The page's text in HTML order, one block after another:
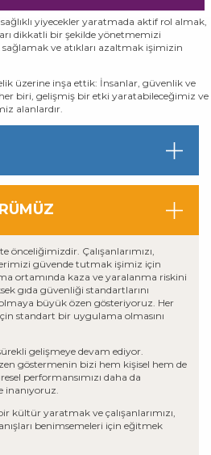
En üst düzeyde güvenlik sağlamak,
yiyecekler yaratmada aktif rol almak,
dikkatli bir şekilde yönetmemizi
ve atıkları azaltmak işimizin
üzerine inşa ettik: İnsanlar, güvenlik ve
biri, gelişmiş bir etki yaratabileceğimiz ve
alanlardır.
önceliğimizdir. Çalışanlarımızı,
güvende tutmak işimiz için
ortamında kaza ve yaralanma riskini
gıda güvenliği standartlarını
büyük özen gösteriyoruz. Her
standart bir uygulama olmasını
gelişmeye devam ediyor.
göstermenin bizi hem kişisel hem de
performansımızı daha da
inanıyoruz.
kültür yaratmak ve çalışanlarımızı,
benimsemeleri için eğitmek